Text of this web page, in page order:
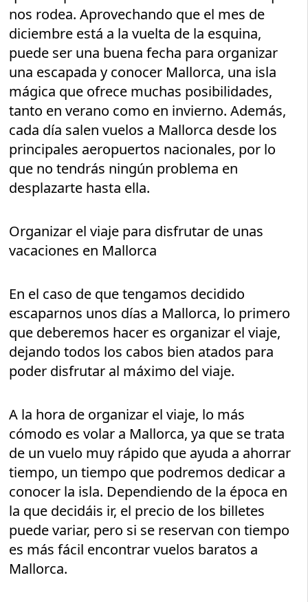
nos rodea. Aprovechando que el mes de
diciembre está a la vuelta de la esquina,
puede ser una buena fecha para organizar
una escapada y conocer Mallorca, una isla
mágica que ofrece muchas posibilidades,
tanto en verano como en invierno. Además,
cada día salen vuelos a Mallorca desde los
principales aeropuertos nacionales, por lo
que no tendrás ningún problema en
desplazarte hasta ella.
Organizar el viaje para disfrutar de unas
vacaciones en Mallorca
En el caso de que tengamos decidido
escaparnos unos días a Mallorca, lo primero
que deberemos hacer es organizar el viaje,
dejando todos los cabos bien atados para
poder disfrutar al máximo del viaje.
A la hora de organizar el viaje, lo más
cómodo es volar a Mallorca, ya que se trata
de un vuelo muy rápido que ayuda a ahorrar
tiempo, un tiempo que podremos dedicar a
conocer la isla. Dependiendo de la época en
la que decidáis ir, el precio de los billetes
puede variar, pero si se reservan con tiempo
es más fácil encontrar vuelos baratos a
Mallorca.